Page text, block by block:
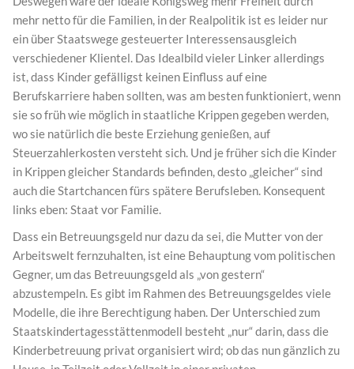
mehr netto für die Familien, in der Realpolitik ist es leider nur
ein über Staatswege gesteuerter Interessensausgleich
verschiedener Klientel. Das Idealbild vieler Linker allerdings
ist, dass Kinder gefälligst keinen Einfluss auf eine
Berufskarriere haben sollten, was am besten funktioniert, wenn
sie so früh wie möglich in staatliche Krippen gegeben werden,
wo sie natürlich die beste Erziehung genießen, auf
Steuerzahlerkosten versteht sich. Und je früher sich die Kinder
in Krippen gleicher Standards befinden, desto „gleicher“ sind
auch die Startchancen fürs spätere Berufsleben. Konsequent
links eben: Staat vor Familie.
Dass ein Betreuungsgeld nur dazu da sei, die Mutter von der
Arbeitswelt fernzuhalten, ist eine Behauptung vom politischen
Gegner, um das Betreuungsgeld als „von gestern“
abzustempeln. Es gibt im Rahmen des Betreuungsgeldes viele
Modelle, die ihre Berechtigung haben. Der Unterschied zum
Staatskindertagesstättenmodell besteht „nur“ darin, dass die
Kinderbetreuung privat organisiert wird; ob das nun gänzlich zu